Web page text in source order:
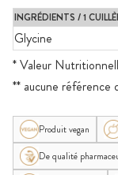
INGRÉDIENTS / 1
Glycine
* Valeur
** aucune référence
Produit vegan
De qualité